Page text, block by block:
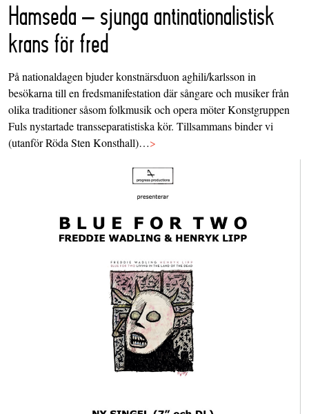
Hamseda – sjunga antinationalistisk
krans för fred
På nationaldagen bjuder konstnärsduon aghili/karlsson in
besökarna till en fredsmanifestation där sångare och musiker från
olika traditioner såsom folkmusik och opera möter Konstgruppen
Fuls nystartade transseparatistiska kör. Tillsammans binder vi
(utanför Röda Sten Konsthall)…>